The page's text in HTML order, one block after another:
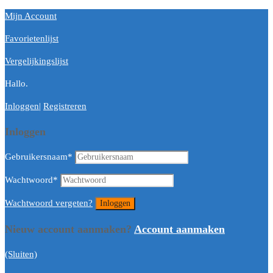
Mijn Account
Favorietenlijst
Vergelijkingslijst
Hallo.
Inloggen| Registreren
Inloggen
Gebruikersnaam*
Wachtwoord*
Wachtwoord vergeten?
Nieuw account aanmaken? Account aanmaken
(Sluiten)